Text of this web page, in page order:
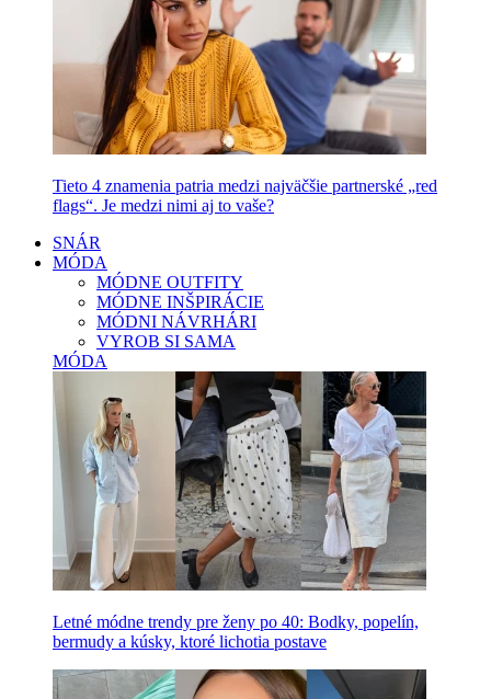
Tieto 4 znamenia patria medzi najväčšie partnerské „red
flags“. Je medzi nimi aj to vaše?
SNÁR
MÓDA
MÓDNE OUTFITY
MÓDNE INŠPIRÁCIE
MÓDNI NÁVRHÁRI
VYROB SI SAMA
MÓDA
Letné módne trendy pre ženy po 40: Bodky, popelín,
bermudy a kúsky, ktoré lichotia postave